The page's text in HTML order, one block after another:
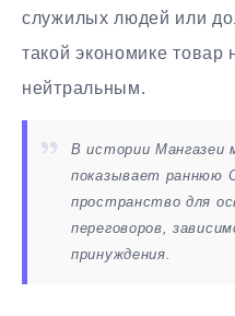
служилых людей или
такой экономике товар
нейтральным.
В истории Мангазеи
показывает раннюю
пространство для
переговоров,
принуждения.